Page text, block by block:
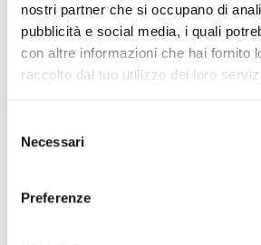
nostri partner che si occupano di
pubblicità e social media, i quali
con altre informazioni che hai fornito
raccolto dal tuo utilizzo dei loro
delNecessari
Preferenze
PRCAB-
Booster
OTHER SIMILAR